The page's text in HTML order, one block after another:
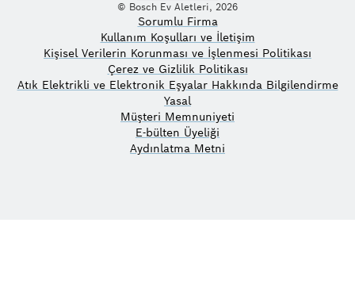
© Bosch Ev Aletleri, 2026
Sorumlu Firma
Kullanım Koşulları ve İletişim
Kişisel Verilerin Korunması ve İşlenmesi Politikası
Çerez ve Gizlilik Politikası
Atık Elektrikli ve Elektronik Eşyalar Hakkında Bilgilendirme
Yasal
Müşteri Memnuniyeti
E-bülten Üyeliği
Aydınlatma Metni